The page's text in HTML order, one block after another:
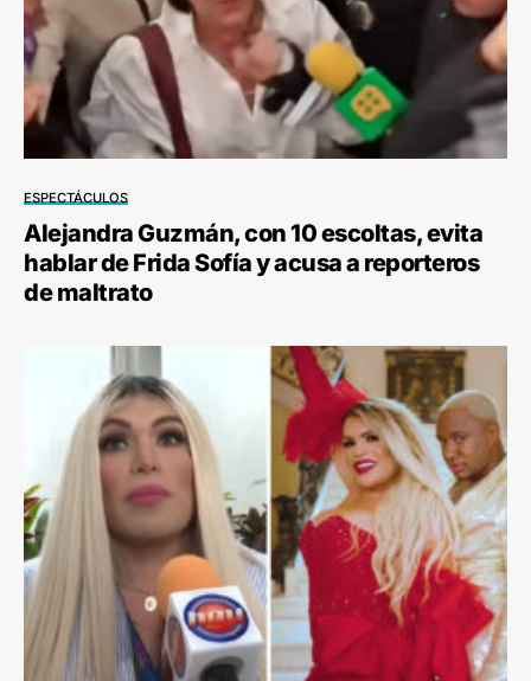
ESPECTÁCULOS
Alejandra Guzmán, con 10 escoltas, evita
hablar de Frida Sofía y acusa a reporteros
de maltrato